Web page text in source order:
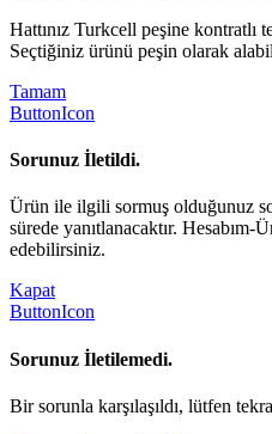
Hattınız Turkcell peşine
Seçtiğiniz ürünü peşin olarak
Tamam
ButtonIcon
Sorunuz İletildi.
Ürün ile ilgili sormuş olduğunuz
sürede yanıtlanacaktır. Hesabım-
edebilirsiniz.
Kapat
ButtonIcon
Sorunuz İletilemedi.
Bir sorunla karşılaşıldı, lütfen